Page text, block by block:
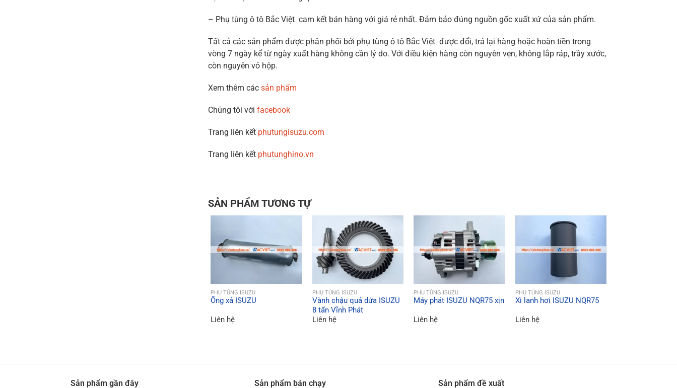
– Phụ tùng ô tô Bắc Việt cam kết bán hàng với giá rẻ nhất. Đảm bảo đúng nguồn gốc xuất xứ của sản phẩm.
Tất cả các sản phẩm được phân phối bởi phụ tùng ô tô Bắc Việt được đổi, trả lại hàng hoặc hoàn tiền trong
vòng 7 ngày kể từ ngày xuất hàng không cần lý do. Với điều kiện hàng còn nguyên vẹn, không lắp ráp, trầy xước,
còn nguyên vỏ hộp.
Xem thêm cácsản phẩm
Chúng tôi với facebook
Trang liên kết phutungisuzu.com
Trang liên kết phutunghino.vn
SẢN PHẨM TƯƠNG TỰ
QUICK VIEW
PHỤ TÙNG ISUZU
Ống xả ISUZU
Liên hệ
QUICK VIEW
PHỤ TÙNG ISUZU
Vành chậu quả dứa ISUZU
8 tấn Vĩnh Phát
Liên hệ
QUICK VIEW
PHỤ TÙNG ISUZU
Máy phát ISUZU NQR75 xịn
Liên hệ
QUICK VIEW
PHỤ TÙNG ISUZU
Xi lanh hơi ISUZU NQR75
Liên hệ
Sản phẩm gần đây Sản phẩm bán chạy Sản phẩm đề xuất